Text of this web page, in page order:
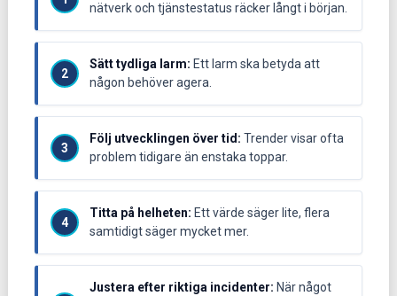
nätverk och tjänstestatus räcker långt i början.
Sätt tydliga larm: Ett larm ska betyda att
någon behöver agera.
Följ utvecklingen över tid: Trender visar ofta
problem tidigare än enstaka toppar.
Titta på helheten: Ett värde säger lite, flera
samtidigt säger mycket mer.
Justera efter riktiga incidenter: När något